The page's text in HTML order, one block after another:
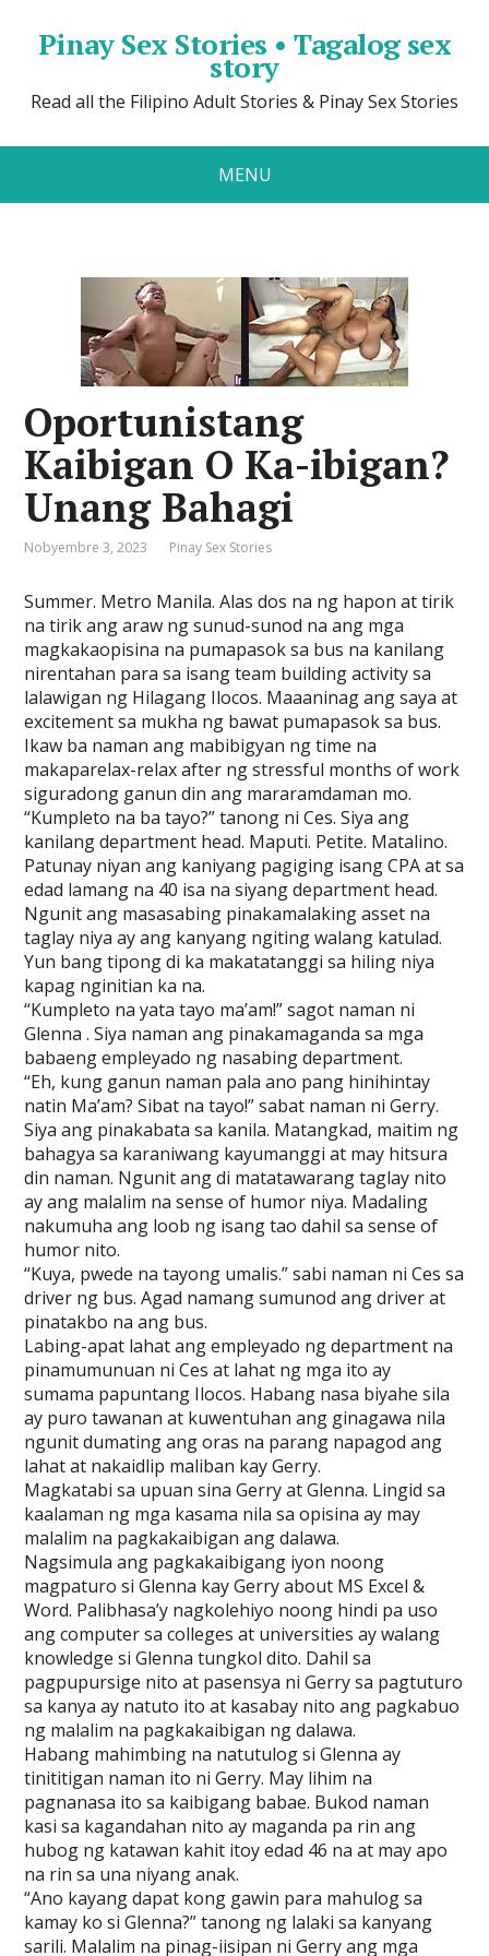
Pinay Sex Stories • Tagalog sex
story
Read all the Filipino Adult Stories & Pinay Sex Stories
MENU
Oportunistang
Kaibigan O Ka-ibigan?
Unang Bahagi
Nobyembre 3, 2023 Pinay Sex Stories
Summer. Metro Manila. Alas dos na ng hapon at tirik
na tirik ang araw ng sunud-sunod na ang mga
magkakaopisina na pumapasok sa bus na kanilang
nirentahan para sa isang team building activity sa
lalawigan ng Hilagang Ilocos. Maaaninag ang saya at
excitement sa mukha ng bawat pumapasok sa bus.
Ikaw ba naman ang mabibigyan ng time na
makaparelax-relax after ng stressful months of work
siguradong ganun din ang mararamdaman mo.
“Kumpleto na ba tayo?” tanong ni Ces. Siya ang
kanilang department head. Maputi. Petite. Matalino.
Patunay niyan ang kaniyang pagiging isang CPA at sa
edad lamang na 40 isa na siyang department head.
Ngunit ang masasabing pinakamalaking asset na
taglay niya ay ang kanyang ngiting walang katulad.
Yun bang tipong di ka makatatanggi sa hiling niya
kapag nginitian ka na.
“Kumpleto na yata tayo ma’am!” sagot naman ni
Glenna . Siya naman ang pinakamaganda sa mga
babaeng empleyado ng nasabing department.
“Eh, kung ganun naman pala ano pang hinihintay
natin Ma’am? Sibat na tayo!” sabat naman ni Gerry.
Siya ang pinakabata sa kanila. Matangkad, maitim ng
bahagya sa karaniwang kayumanggi at may hitsura
din naman. Ngunit ang di matatawarang taglay nito
ay ang malalim na sense of humor niya. Madaling
nakumuha ang loob ng isang tao dahil sa sense of
humor nito.
“Kuya, pwede na tayong umalis.” sabi naman ni Ces sa
driver ng bus. Agad namang sumunod ang driver at
pinatakbo na ang bus.
Labing-apat lahat ang empleyado ng department na
pinamumunuan ni Ces at lahat ng mga ito ay
sumama papuntang Ilocos. Habang nasa biyahe sila
ay puro tawanan at kuwentuhan ang ginagawa nila
ngunit dumating ang oras na parang napagod ang
lahat at nakaidlip maliban kay Gerry.
Magkatabi sa upuan sina Gerry at Glenna. Lingid sa
kaalaman ng mga kasama nila sa opisina ay may
malalim na pagkakaibigan ang dalawa.
Nagsimula ang pagkakaibigang iyon noong
magpaturo si Glenna kay Gerry about MS Excel &
Word. Palibhasa’y nagkolehiyo noong hindi pa uso
ang computer sa colleges at universities ay walang
knowledge si Glenna tungkol dito. Dahil sa
pagpupursige nito at pasensya ni Gerry sa pagtuturo
sa kanya ay natuto ito at kasabay nito ang pagkabuo
ng malalim na pagkakaibigan ng dalawa.
Habang mahimbing na natutulog si Glenna ay
tinititigan naman ito ni Gerry. May lihim na
pagnanasa ito sa kaibigang babae. Bukod naman
kasi sa kagandahan nito ay maganda pa rin ang
hubog ng katawan kahit itoy edad 46 na at may apo
na rin sa una niyang anak.
“Ano kayang dapat kong gawin para mahulog sa
kamay ko si Glenna?” tanong ng lalaki sa kanyang
sarili. Malalim na pinag-iisipan ni Gerry ang mga